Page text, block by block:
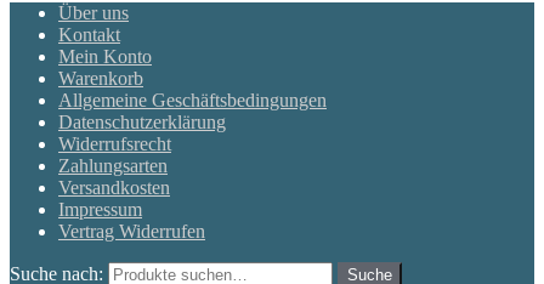
Über uns
Kontakt
Mein Konto
Warenkorb
Allgemeine Geschäftsbedingungen
Datenschutzerklärung
Widerrufsrecht
Zahlungsarten
Versandkosten
Impressum
Vertrag Widerrufen
Suche nach: Suche